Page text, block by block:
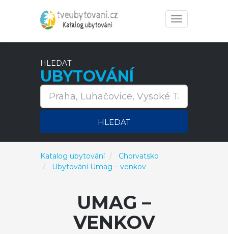
Toggle
navigation
HLEDAT
UBYTOVÁNÍ
HLEDAT
Katalog ubytování
Chorvatsko
Ubytování Umag – venkov
UMAG –
VENKOV